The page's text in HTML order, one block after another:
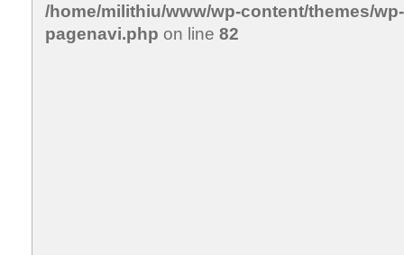
/home/milithiu/www/wp-content/themes/
pagenavi.php on line 82